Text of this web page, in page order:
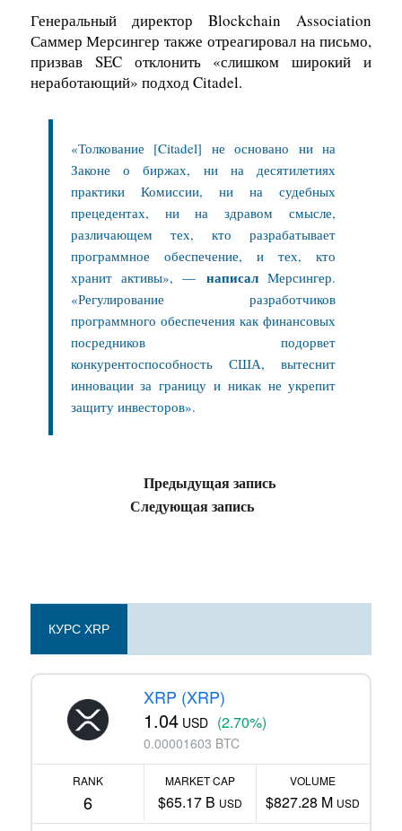
Генеральный директор Blockchain Association
Саммер Мерсингер также отреагировал на письмо,
призвав SEC отклонить «слишком широкий и
неработающий» подход Citadel.
«Толкование [Citadel] не основано ни на
Законе о биржах, ни на десятилетиях
практики Комиссии, ни на судебных
прецедентах, ни на здравом смысле,
различающем тех, кто разрабатывает
программное обеспечение, и тех, кто
хранит активы», — написалМерсингер.
«Регулирование разработчиков
программного обеспечения как финансовых
посредников подорвет
конкурентоспособность США, вытеснит
инновации за границу и никак не укрепит
защиту инвесторов».
Предыдущая запись
Следующая запись
КУРС XRP
XRP (XRP)
1.04 USD (2.70%)
0.00001603 BTC
RANK
6
MARKET CAP
$65.17 B USD
VOLUME
$827.28 M USD